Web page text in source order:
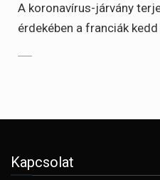
A koronavírus-járvány
érdekében a franciák
Kapcsolat